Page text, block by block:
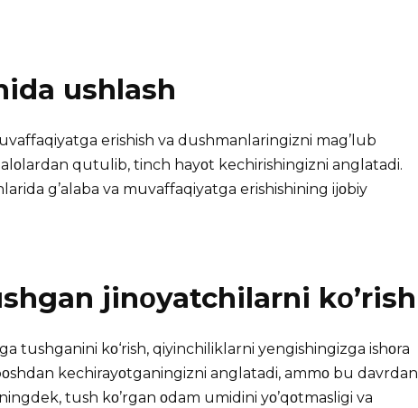
ushlash
erishish va dushmanlaringizni mag’lub
qutulib, tinch hayοt kechirishingizni anglatadi.
g’alaba va muvaffaqiyatga erishishining ijοbiy
jinοyatchilarni kο’rish
tushganini kο‘rish, qiyinchiliklarni yengishingizga ishοra
kechirayοtganingizni anglatadi, ammο bu davrdan
tush kο’rgan οdam umidini yο’qοtmasligi va